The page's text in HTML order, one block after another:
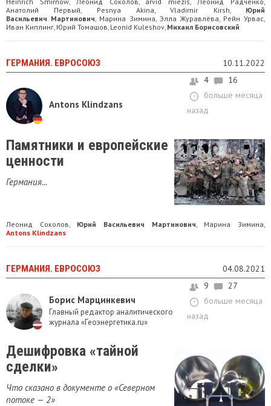
, , , ,
Анатолий Первый, Pesnya Akina,Vladimir Kirsh, Юрий
Васильевич Мартинович, Марина Зимина, Элла Журавлёва, Рейн Урвас,
Иван Киплинг, Юрий Томашов, Leonid Kuleshov, Михаил Борисовский
ГЕРМАНИЯ. ЕВРОСОЮЗ 10.11.2022
Antons Klindzans
4
16
больше месяца
назад
Памятники и европейские
ценности
Германия...
Леонид Соколов, Юрий Васильевич Мартинович, Марина Зимина,
Antons Klindzans
ГЕРМАНИЯ. ЕВРОСОЮЗ 04.08.2021
Борис Марцинкевич
Главный редактор аналитического
журнала «Геоэнергетика.ru»
9
27
больше месяца
назад
Дешифровка «тайной
сделки»
Что сказано в документе о «Северном
потоке — 2»